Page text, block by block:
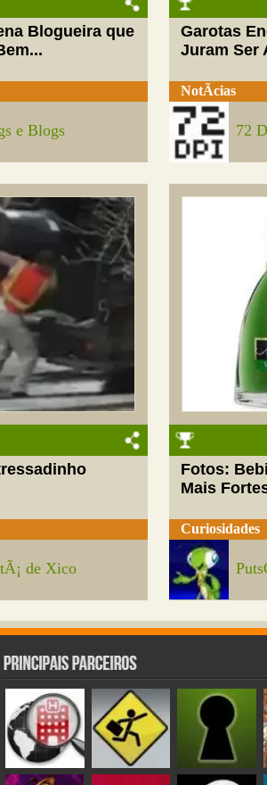
Blogueira que
e Blogs
Garotas
Juram Ser
NotÃ­cias
72
de Xico
Fotos:
Mais
Curiosidades